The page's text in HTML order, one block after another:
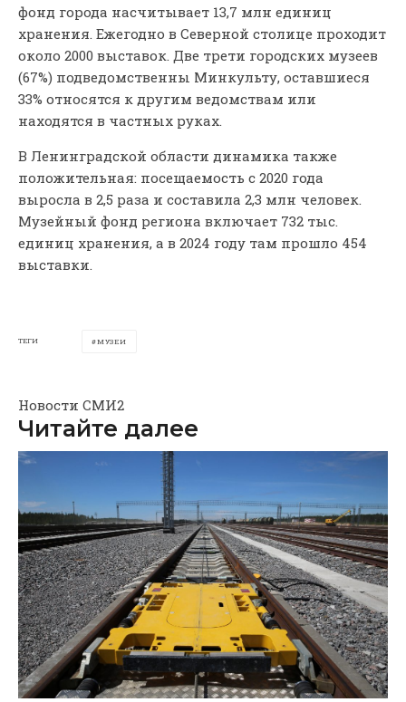
фонд города насчитывает 13,7 млн единиц
хранения. Ежегодно в Северной столице проходит
около 2000 выставок. Две трети городских музеев
(67%) подведомственны Минкульту, оставшиеся
33% относятся к другим ведомствам или
находятся в частных руках.
В Ленинградской области динамика также
положительная: посещаемость с 2020 года
выросла в 2,5 раза и составила 2,3 млн человек.
Музейный фонд региона включает 732 тыс.
единиц хранения, а в 2024 году там прошло 454
выставки.
ТЕГИ МУЗЕИ
Новости СМИ2
Читайте далее